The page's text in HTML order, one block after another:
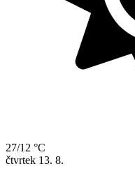
27/12 °C
čtvrtek 13. 8.